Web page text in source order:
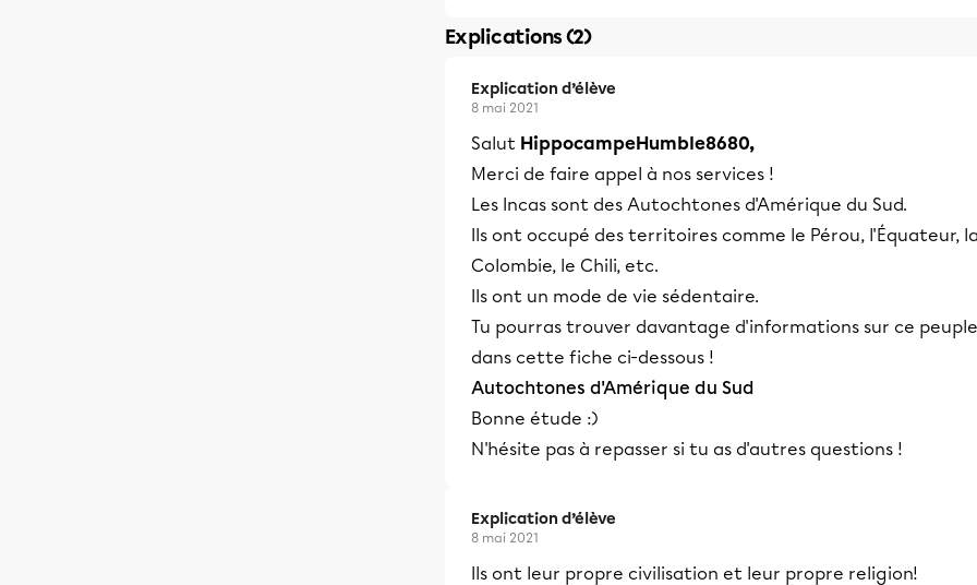
Explications (2)
Explication d’élève
8 mai 2021
Salut HippocampeHumble8680,
Merci de faire appel à nos services !
Les Incas sont des Autochtones d'Amérique du Sud.
Ils ont occupé des territoires comme le Pérou, l'Équateur,
Colombie, le Chili, etc.
Ils ont un mode de vie sédentaire.
Tu pourras trouver davantage d'informations sur ce
dans cette fiche ci-dessous !
Autochtones d'Amérique du Sud
Bonne étude :)
N'hésite pas à repasser si tu as d'autres questions !
Explication d’élève
8 mai 2021
Ils ont leur propre civilisation et leur propre religion!